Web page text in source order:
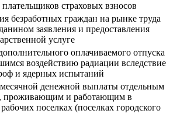
страховых взносов
безработных граждан на рынке труда
заявления и предоставления
услуге
оплачиваемого отпуска
воздействию радиации вследствие
и ядерных испытаний
денежной выплаты отдельным
проживающим и работающим в
поселках (поселках городского